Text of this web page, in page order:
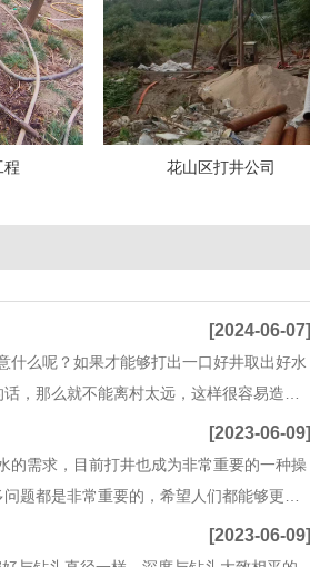
程 花山区打井公司
[2024-06-07]
什么呢？如果才能够打出一口好井取出好水
那么就不能离村太远，这样很容易造成
染物，建议还是
[2023-06-09]
的需求，目前打井也成为非常重要的一种操
题都是非常重要的，希望人们都能够更好
出水量要求是不同的，这个时候井孔结构
[2023-06-09]